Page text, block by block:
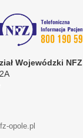
Wojewódzki NFZ
opole.pl